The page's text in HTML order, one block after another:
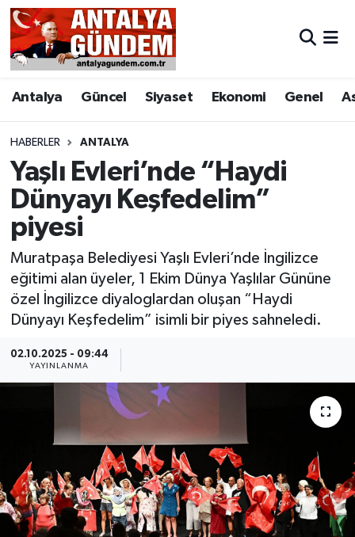
Antalya Güncel Siyaset Ekonomi Genel
HABERLER ANTALYA
Yaşlı Evleri’nde “Haydi
Dünyayı Keşfedelim”
piyesi
Muratpaşa Belediyesi Yaşlı Evleri’nde İngilizce
eğitimi alan üyeler, 1 Ekim Dünya Yaşlılar Gününe
özel İngilizce diyaloglardan oluşan “Haydi
Dünyayı Keşfedelim” isimli bir piyes sahneledi.
02.10.2025 - 09:44
YAYINLANMA
Antalya
Asayiş
Bilim & Teknoloji
Bölge
EĞİTİM
Ekonomi
Genel
Güncel
Kültür & Sanat
Magazin
Resmi İlan
Antalya Nöbetçi Eczaneler
Antalya Hava Durumu
Antalya Namaz Vakitleri
Antalya Trafik Yoğunluk Haritası
Süper Lig Puan Durumu ve Fikstür
Tüm Manşetler
Son Dakika Haberleri